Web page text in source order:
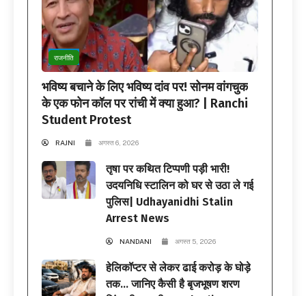
राजनीति
भविष्य बचाने के लिए भविष्य दांव पर! सोनम वांगचुक
के एक फोन कॉल पर रांची में क्या हुआ? | Ranchi
Student Protest
RAJNI अगस्त 6, 2026
तृषा पर कथित टिप्पणी पड़ी भारी!
उदयनिधि स्टालिन को घर से उठा ले गई
पुलिस| Udhayanidhi Stalin
Arrest News
NANDANI अगस्त 5, 2026
हेलिकॉप्टर से लेकर ढाई करोड़ के घोड़े
तक… जानिए कैसी है बृजभूषण शरण